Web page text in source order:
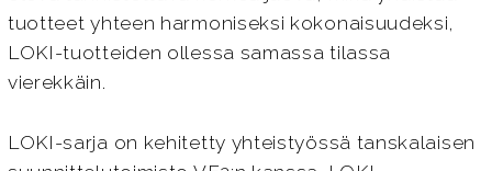
tuotteet yhteen harmoniseksi kokonaisuudeksi,
LOKI-tuotteiden ollessa samassa tilassa
vierekkäin.
LOKI-sarja on kehitetty yhteistyössä tanskalaisen